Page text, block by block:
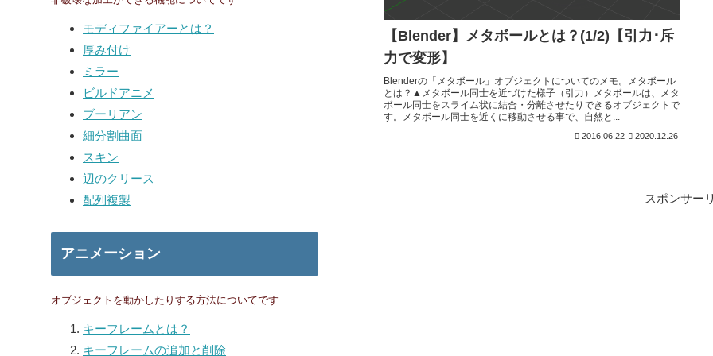
【Blender】メタボールとは？(1/2)【引力･斥
力で変形】
Blenderの「メタボール」オブジェクトについてのメモ。メタボール
とは？▲メタボール同士を近づけた様子（引力）メタボールは、メタ
ボール同士をスライム状に結合・分離させたりできるオブジェクトで
す。メタボール同士を近くに移動させる事で、自然と...
2016.06.22 2020.12.26
スポンサー
モディファイアーとは？
厚み付け
ミラー
ビルドアニメ
ブーリアン
細分割曲面
スキン
辺のクリース
配列複製
アニメーション
オブジェクトを動かしたりする方法についてです
キーフレームとは？
キーフレームの追加と削除